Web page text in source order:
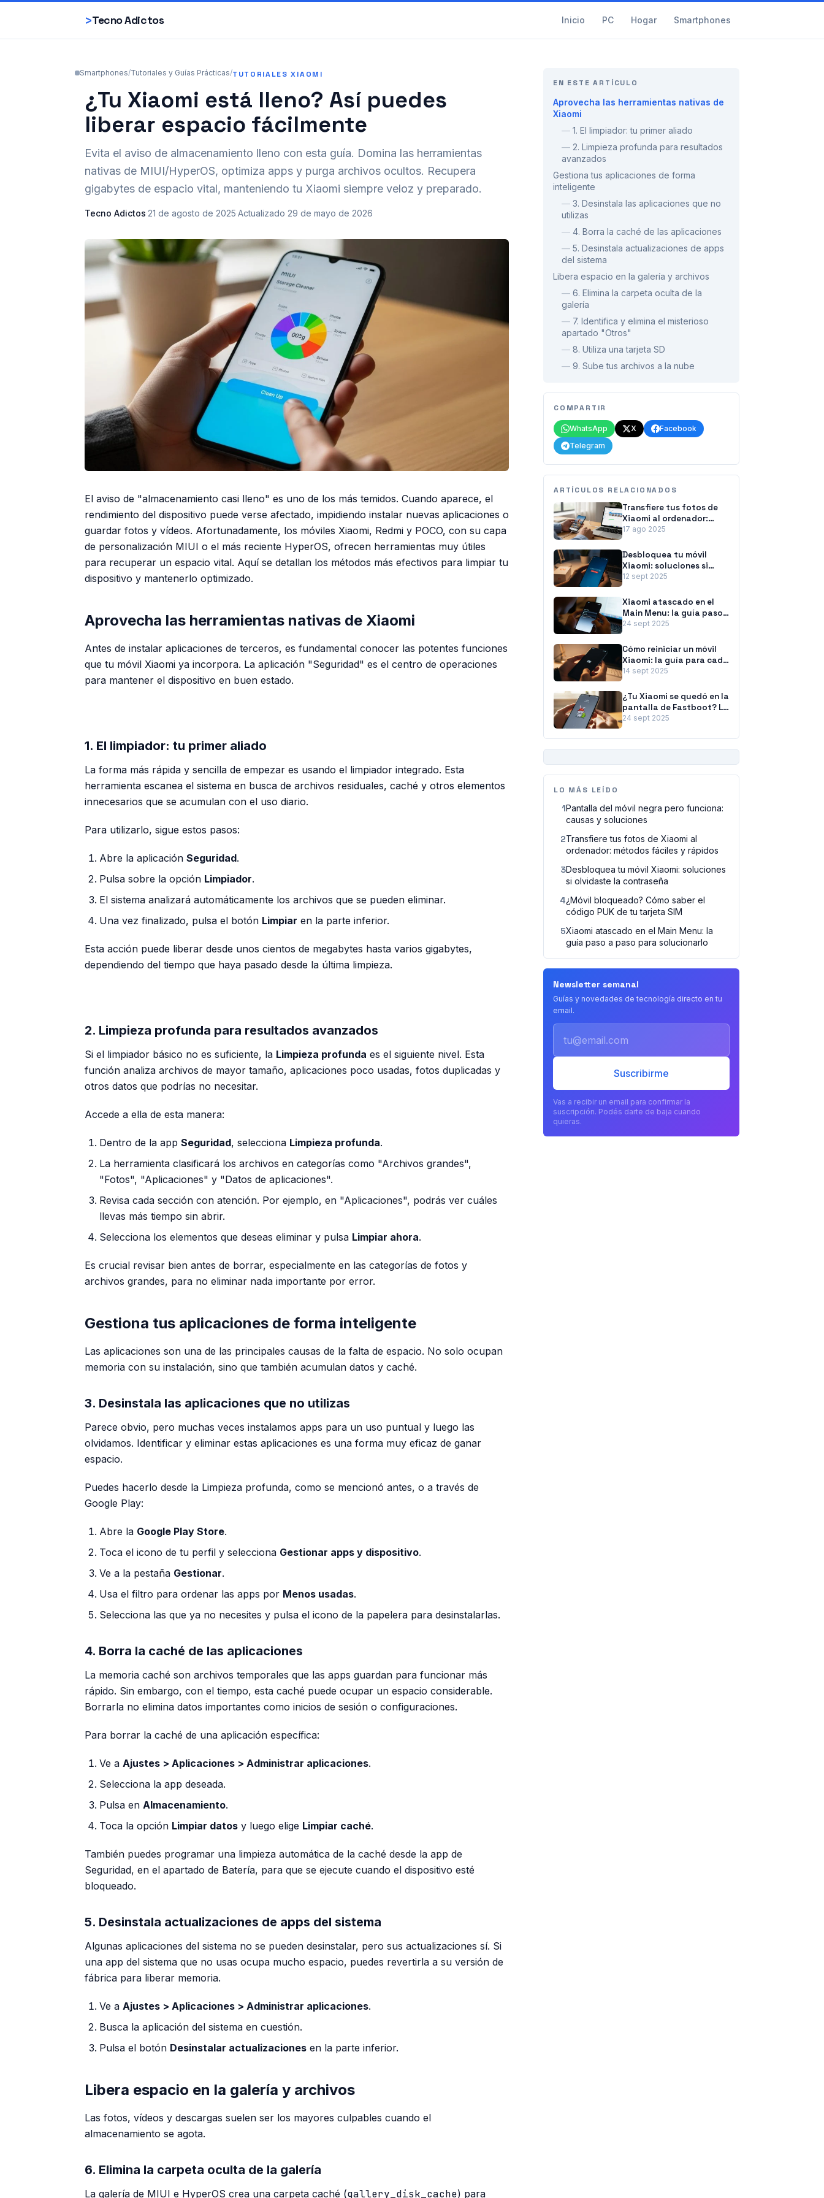
>Tecno Adictos Inicio PC Hogar Smartphones
Smartphones/Tutoriales y Guías Prácticas/TUTORIALES XIAOMI
¿Tu Xiaomi está lleno? Así puedes
liberar espacio fácilmente
Evita el aviso de almacenamiento lleno con esta guía. Domina las herramientas
nativas de MIUI/HyperOS, optimiza apps y purga archivos ocultos. Recupera
gigabytes de espacio vital, manteniendo tu Xiaomi siempre veloz y preparado.
Tecno Adictos·21 de agosto de 2025·Actualizado 29 de mayo de 2026
El aviso de "almacenamiento casi lleno" es uno de los más temidos. Cuando aparece, el
rendimiento del dispositivo puede verse afectado, impidiendo instalar nuevas aplicaciones o
guardar fotos y vídeos. Afortunadamente, los móviles Xiaomi, Redmi y POCO, con su capa
de personalización MIUI o el más reciente HyperOS, ofrecen herramientas muy útiles
para recuperar un espacio vital. Aquí se detallan los métodos más efectivos para limpiar tu
dispositivo y mantenerlo optimizado.
Aprovecha las herramientas nativas de Xiaomi
Antes de instalar aplicaciones de terceros, es fundamental conocer las potentes funciones
que tu móvil Xiaomi ya incorpora. La aplicación "Seguridad" es el centro de operaciones
para mantener el dispositivo en buen estado.
1. El limpiador: tu primer aliado
La forma más rápida y sencilla de empezar es usando el limpiador integrado. Esta
herramienta escanea el sistema en busca de archivos residuales, caché y otros elementos
innecesarios que se acumulan con el uso diario.
Para utilizarlo, sigue estos pasos:
Abre la aplicación Seguridad.
Pulsa sobre la opción Limpiador.
El sistema analizará automáticamente los archivos que se pueden eliminar.
Una vez finalizado, pulsa el botón Limpiar en la parte inferior.
Esta acción puede liberar desde unos cientos de megabytes hasta varios gigabytes,
dependiendo del tiempo que haya pasado desde la última limpieza.
2. Limpieza profunda para resultados avanzados
Si el limpiador básico no es suficiente, la Limpieza profunda es el siguiente nivel. Esta
función analiza archivos de mayor tamaño, aplicaciones poco usadas, fotos duplicadas y
otros datos que podrías no necesitar.
Accede a ella de esta manera:
Dentro de la app Seguridad, selecciona Limpieza profunda.
La herramienta clasificará los archivos en categorías como "Archivos grandes",
"Fotos", "Aplicaciones" y "Datos de aplicaciones".
Revisa cada sección con atención. Por ejemplo, en "Aplicaciones", podrás ver cuáles
llevas más tiempo sin abrir.
Selecciona los elementos que deseas eliminar y pulsa Limpiar ahora.
Es crucial revisar bien antes de borrar, especialmente en las categorías de fotos y
archivos grandes, para no eliminar nada importante por error.
Gestiona tus aplicaciones de forma inteligente
Las aplicaciones son una de las principales causas de la falta de espacio. No solo ocupan
memoria con su instalación, sino que también acumulan datos y caché.
3. Desinstala las aplicaciones que no utilizas
Parece obvio, pero muchas veces instalamos apps para un uso puntual y luego las
olvidamos. Identificar y eliminar estas aplicaciones es una forma muy eficaz de ganar
espacio.
Puedes hacerlo desde la Limpieza profunda, como se mencionó antes, o a través de
Google Play:
Abre la Google Play Store.
Toca el icono de tu perfil y selecciona Gestionar apps y dispositivo.
Ve a la pestaña Gestionar.
Usa el filtro para ordenar las apps por Menos usadas.
Selecciona las que ya no necesites y pulsa el icono de la papelera para desinstalarlas.
4. Borra la caché de las aplicaciones
La memoria caché son archivos temporales que las apps guardan para funcionar más
rápido. Sin embargo, con el tiempo, esta caché puede ocupar un espacio considerable.
Borrarla no elimina datos importantes como inicios de sesión o configuraciones.
Para borrar la caché de una aplicación específica:
Ve a Ajustes > Aplicaciones > Administrar aplicaciones.
Selecciona la app deseada.
Pulsa en Almacenamiento.
Toca la opción Limpiar datos y luego elige Limpiar caché.
También puedes programar una limpieza automática de la caché desde la app de
Seguridad, en el apartado de Batería, para que se ejecute cuando el dispositivo esté
bloqueado.
5. Desinstala actualizaciones de apps del sistema
Algunas aplicaciones del sistema no se pueden desinstalar, pero sus actualizaciones sí. Si
una app del sistema que no usas ocupa mucho espacio, puedes revertirla a su versión de
fábrica para liberar memoria.
Ve a Ajustes > Aplicaciones > Administrar aplicaciones.
Busca la aplicación del sistema en cuestión.
Pulsa el botón Desinstalar actualizaciones en la parte inferior.
Libera espacio en la galería y archivos
Las fotos, vídeos y descargas suelen ser los mayores culpables cuando el
almacenamiento se agota.
6. Elimina la carpeta oculta de la galería
La galería de MIUI e HyperOS crea una carpeta caché (gallery_disk_cache) para
EN ESTE ARTÍCULO
Aprovecha las herramientas nativas de
Xiaomi
— 1. El limpiador: tu primer aliado
— 2. Limpieza profunda para resultados
avanzados
Gestiona tus aplicaciones de forma
inteligente
— 3. Desinstala las aplicaciones que no
utilizas
— 4. Borra la caché de las aplicaciones
— 5. Desinstala actualizaciones de apps
del sistema
Libera espacio en la galería y archivos
— 6. Elimina la carpeta oculta de la
galería
— 7. Identifica y elimina el misterioso
apartado "Otros"
— 8. Utiliza una tarjeta SD
— 9. Sube tus archivos a la nube
COMPARTIR
WhatsApp X
Facebook
Telegram
ARTÍCULOS RELACIONADOS
Transfiere tus fotos de
Xiaomi al ordenador:
métodos fáciles y
17 ago 2025
Desbloquea tu móvil
Xiaomi: soluciones si
olvidaste la contraseña
12 sept 2025
Xiaomi atascado en el
Main Menu: la guía paso
a paso para solucionarlo
24 sept 2025
Cómo reiniciar un móvil
Xiaomi: la guía para cada
situación
14 sept 2025
¿Tu Xiaomi se quedó en la
pantalla de Fastboot? La
guía para solucionarlo
24 sept 2025
LO MÁS LEÍDO
1Pantalla del móvil negra pero funciona:
causas y soluciones
2Transfiere tus fotos de Xiaomi al
ordenador: métodos fáciles y rápidos
3Desbloquea tu móvil Xiaomi: soluciones
si olvidaste la contraseña
4¿Móvil bloqueado? Cómo saber el
código PUK de tu tarjeta SIM
5Xiaomi atascado en el Main Menu: la
guía paso a paso para solucionarlo
Newsletter semanal
Guías y novedades de tecnología directo en tu
email.
Suscribirme
Vas a recibir un email para confirmar la
suscripción. Podés darte de baja cuando
quieras.